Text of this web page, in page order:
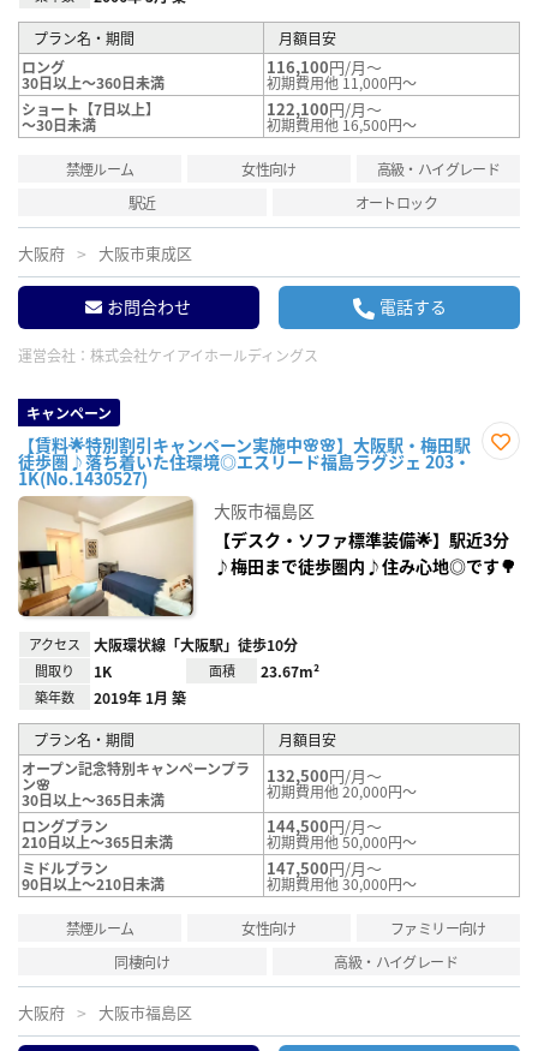
プラン名・期間
月額目安
ロング
30日以上～360日未満
116,100円/月～
初期費用他 11,000円～
ショート【7日以上】
～30日未満
122,100円/月～
初期費用他 16,500円～
禁煙ルーム 女性向け
高級・ハイグレード
駅近
オートロック
大阪府 大阪市東成区
お問合わせ 電話する
運営会社： 株式会社ケイアイホールディングス
キャンペーン
【賃料🌟特別割引キャンペーン実施中🌸🌸】大阪駅・梅田駅
徒歩圏♪落ち着いた住環境◎エスリード福島ラグジェ 203・
1K(No.1430527)
大阪市福島区
【デスク・ソファ標準装備🌟】駅近3分
♪梅田まで徒歩圏内♪住み心地◎です🌳
アクセス 大阪環状線「大阪駅」徒歩10分
間取り 1K 面積 23.67m²
築年数 2019年 1月 築
プラン名・期間
月額目安
オープン記念特別キャンペーンプラ
ン🌸
30日以上～365日未満
132,500円/月～
初期費用他 20,000円～
ロングプラン
210日以上～365日未満
144,500円/月～
初期費用他 50,000円～
ミドルプラン
90日以上～210日未満
147,500円/月～
初期費用他 30,000円～
禁煙ルーム 女性向け
ファミリー向け
同棲向け
高級・ハイグレード
大阪府 大阪市福島区